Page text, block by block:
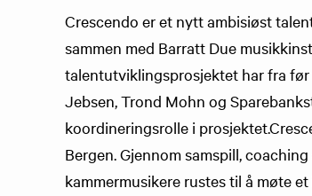
Crescendo er et nytt ambisiøst
sammen med Barratt Due
talentutviklingsprosjektet har fra
Jebsen, Trond Mohn og
koordineringsrolle i
Bergen. Gjennom samspill,
kammermusikere rustes til å møte